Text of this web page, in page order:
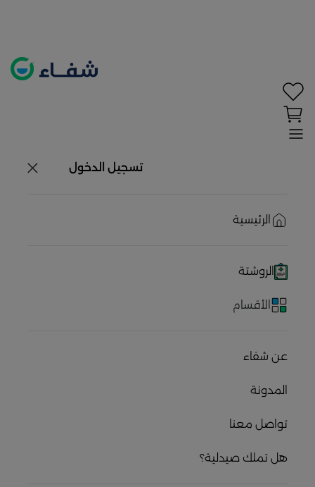
تسجيل الدخول
الرئيسية
الروشتة
الأقسام
عن شفاء
المدونة
تواصل معنا
هل تملك صيدلية؟